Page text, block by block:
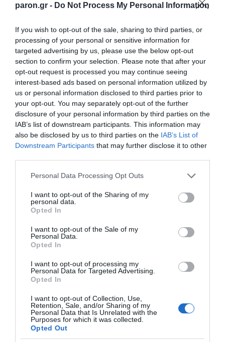
paron.gr - Do Not Process My Personal Information
If you wish to opt-out of the sale, sharing to third parties, or
processing of your personal or sensitive information for
targeted advertising by us, please use the below opt-out
section to confirm your selection. Please note that after your
opt-out request is processed you may continue seeing
interest-based ads based on personal information utilized by
us or personal information disclosed to third parties prior to
your opt-out. You may separately opt-out of the further
disclosure of your personal information by third parties on the
IAB’s list of downstream participants. This information may
also be disclosed by us to third parties on the IAB’s List of
Downstream Participants that may further disclose it to other
Please note that this website/app uses one or more Google
not limited to your visit or usage behaviour. You may click to
grant or deny consent to Google and its third-party tags to
use your data for below specified purposes in below Google
consent section.
Personal Data Processing Opt Outs
I want to opt-out of the Sharing of my
personal data.
Opted In
I want to opt-out of the Sale of my
Personal Data.
Opted In
I want to opt-out of processing my
Personal Data for Targeted Advertising.
Opted In
I want to opt-out of Collection, Use,
Retention, Sale, and/or Sharing of my
Personal Data that Is Unrelated with the
Purposes for which it was collected.
Opted Out